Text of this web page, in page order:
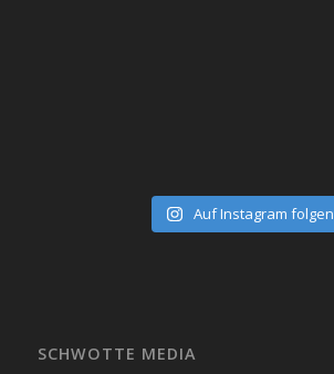
Auf Instagram folgen
SCHWOTTE MEDIA